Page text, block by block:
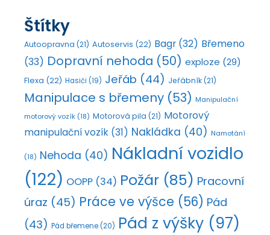
Štítky
Autoopravna (21) Autoservis (22) Bagr (32) Břemeno
(33) Dopravní nehoda (50) exploze (29)
Flexa (22) Hasiči (19) Jeřáb (44) Jeřábník(21)
Manipulace s břemeny (53) Manipulační
motorový vozík (18) Motorová pila (21) Motorový
manipulační vozík (31) Nakládka (40) Namotání
(18) Nehoda (40) Nákladní vozidlo
(122) OOPP (34) Požár (85) Pracovní
úraz (45) Práce ve výšce (56) Pád
(43) Pád břemene(20) Pád z výšky (97)